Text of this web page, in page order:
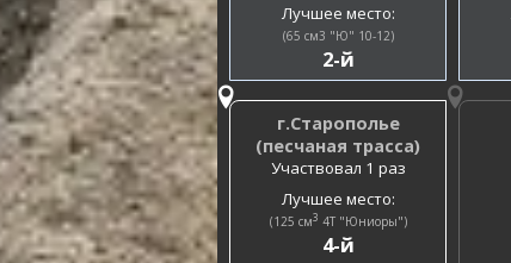
Лучшее место:
(65 см3 "Ю" 10-12)
2-й
г.Старополье
(песчаная трасса)
Участвовал 1 раз
Лучшее место:
(125 см3 4Т "Юниоры")
4-й